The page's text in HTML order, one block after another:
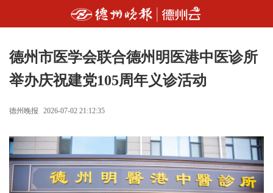
德州市医学会联合德州明医港中医诊所
举办庆祝建党105周年义诊活动
德州晚报 2026-07-02 21:12:35